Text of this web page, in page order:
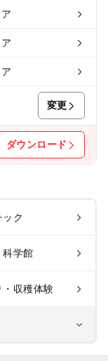
変更
ダウンロード
ック
科学館
・収穫体験